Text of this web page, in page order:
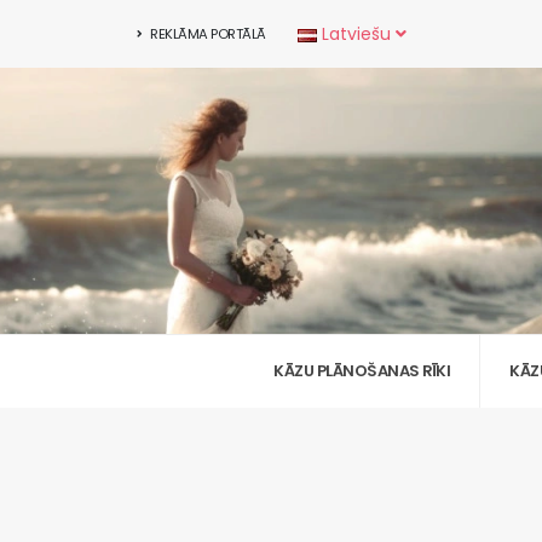
REKLĀMA PORTĀLĀ Latviešu
KĀZU PLĀNOŠANAS RĪKI